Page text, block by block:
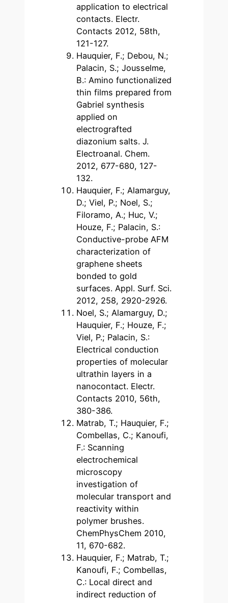
application to electrical
contacts. Electr.
Contacts 2012, 58th,
121-127.
Hauquier, F.; Debou, N.;
Palacin, S.; Jousselme,
B.: Amino functionalized
thin films prepared from
Gabriel synthesis
applied on
electrografted
diazonium salts. J.
Electroanal. Chem.
2012, 677-680, 127-
132.
Hauquier, F.; Alamarguy,
D.; Viel, P.; Noel, S.;
Filoramo, A.; Huc, V.;
Houze, F.; Palacin, S.:
Conductive-probe AFM
characterization of
graphene sheets
bonded to gold
surfaces. Appl. Surf. Sci.
2012, 258, 2920-2926.
Noel, S.; Alamarguy, D.;
Hauquier, F.; Houze, F.;
Viel, P.; Palacin, S.:
Electrical conduction
properties of molecular
ultrathin layers in a
nanocontact. Electr.
Contacts 2010, 56th,
380-386.
Matrab, T.; Hauquier, F.;
Combellas, C.; Kanoufi,
F.: Scanning
electrochemical
microscopy
investigation of
molecular transport and
reactivity within
polymer brushes.
ChemPhysChem 2010,
11, 670-682.
Hauquier, F.; Matrab, T.;
Kanoufi, F.; Combellas,
C.: Local direct and
indirect reduction of